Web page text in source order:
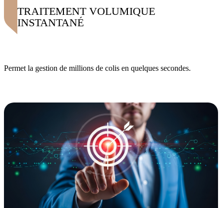
TRAITEMENT VOLUMIQUE
INSTANTANÉ
Permet la gestion de millions de colis en quelques secondes.